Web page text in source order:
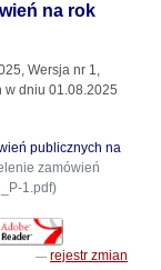
na rok
Wersja nr 1,
w dniu 01.08.2025
publicznych na
zamówień
1.pdf)
rejestr zmian